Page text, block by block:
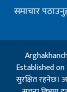
समाचार
Established on
सुरक्षित रहनेछ।